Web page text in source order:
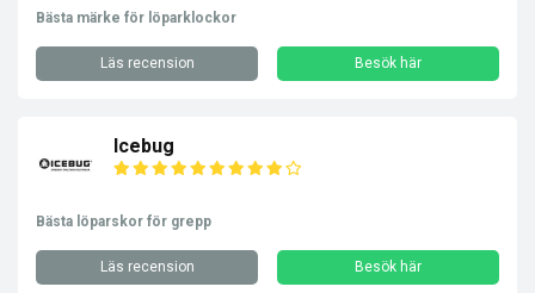
Bästa märke för löparklockor
Läs recension Besök här
Icebug
Bästa löparskor för grepp
Läs recension Besök här